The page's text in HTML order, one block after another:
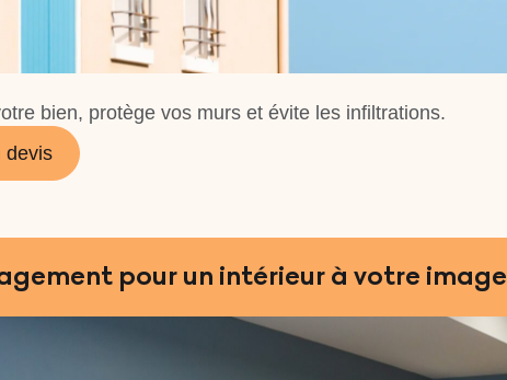
bien, protège vos murs et évite les infiltrations.
devis
pour un intérieur à votre image